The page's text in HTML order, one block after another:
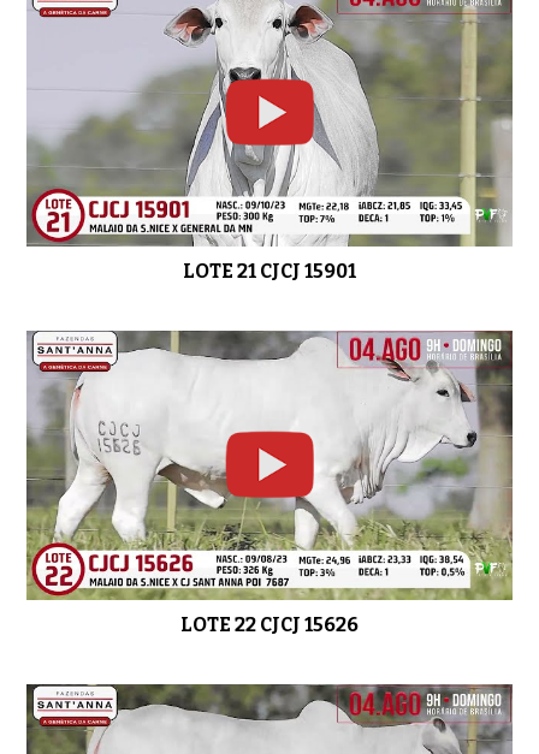
LOTE 21 CJCJ 15901
LOTE 22 CJCJ 15626